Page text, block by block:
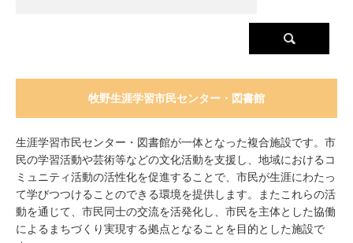
牧野生涯学習市民センター・図書館
生涯学習市民センター・図書館が一体となった複合施設です。市
民の学習活動や芸術等などの文化活動を支援し、地域におけるコ
ミュニティ活動の活性化を促進することで、市民が生涯にわたっ
て学びつつけることのできる環境を提供します。またこれらの活
動を通じて、市民同士の交流を活発化し、市民を主体とした協働
によるまちづくり実現する拠点となることを目的とした施設で